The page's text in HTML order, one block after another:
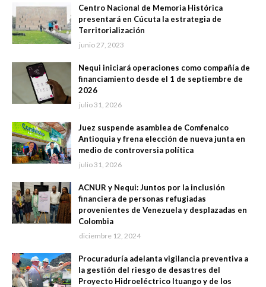
Centro Nacional de Memoria Histórica
presentará en Cúcuta la estrategia de
Territorialización
junio 27, 2023
Nequi iniciará operaciones como compañía de
financiamiento desde el 1 de septiembre de
2026
julio 31, 2026
Juez suspende asamblea de Comfenalco
Antioquia y frena elección de nueva junta en
medio de controversia política
julio 31, 2026
ACNUR y Nequi: Juntos por la inclusión
financiera de personas refugiadas
provenientes de Venezuela y desplazadas en
Colombia
diciembre 12, 2024
Procuraduría adelanta vigilancia preventiva a
la gestión del riesgo de desastres del
Proyecto Hidroeléctrico Ituango y de los